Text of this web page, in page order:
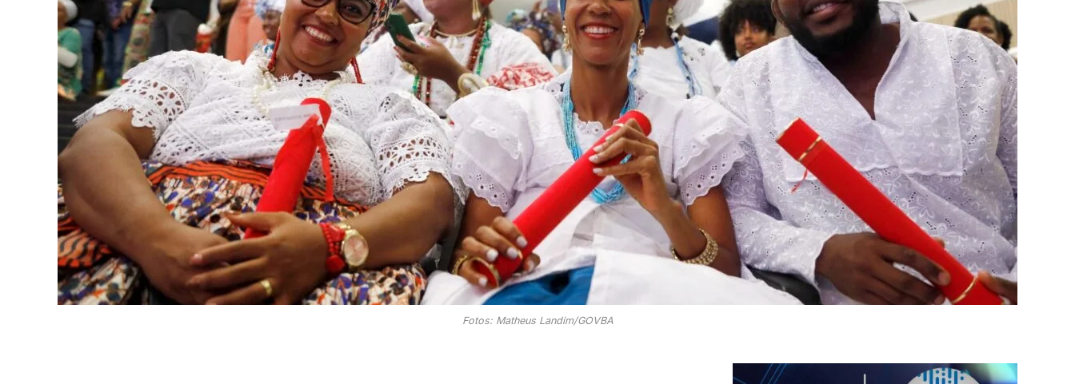
Fotos: Matheus Landim/GOVBA